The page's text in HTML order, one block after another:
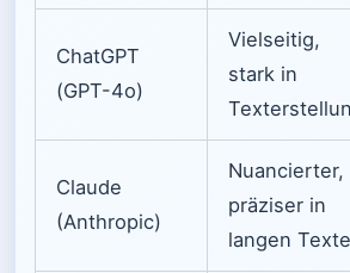
ChatGPT
(GPT-4o)
Vielseitig,
stark in
Claude
(Anthropic)
Nuancierter,
präziser in
langen